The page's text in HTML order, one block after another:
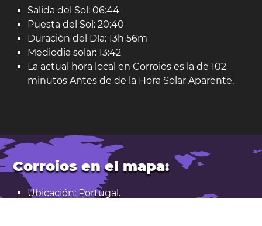
Salida del Sol: 06:44
Puesta del Sol: 20:40
Duración del Día: 13h 56m
Mediodia solar: 13:42
La actual hora local en Corroios es la de 102
minutos Antes de de la Hora Solar Aparente.
Corroios en el mapa:
Ubicación: Portugal.